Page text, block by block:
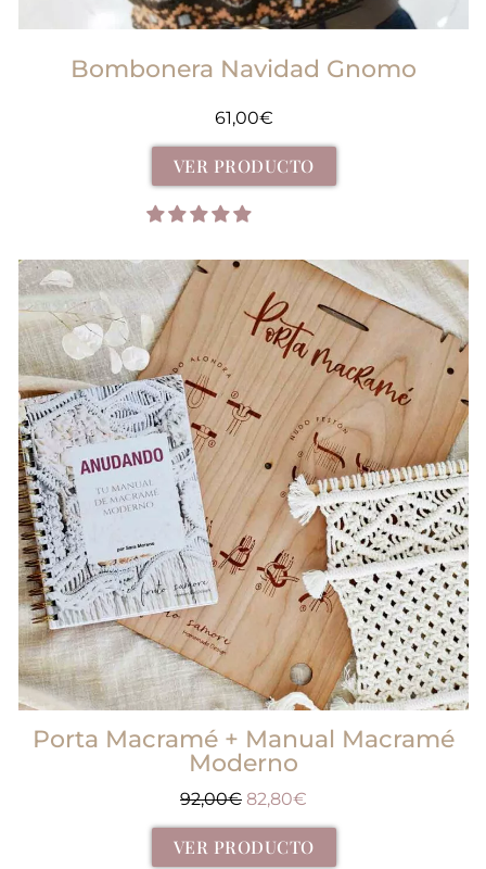
Bombonera Navidad Gnomo
61,00€
VER PRODUCTO
Porta Macramé + Manual Macramé
Moderno
92,00€ 82,80€
VER PRODUCTO